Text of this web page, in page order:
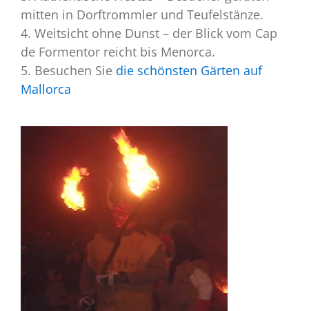
mitten in Dorftrommler und Teufelstänze.
4. Weitsicht ohne Dunst – der Blick vom Cap
de Formentor reicht bis Menorca.
5. Besuchen Sie die schönsten Gärten auf
Mallorca